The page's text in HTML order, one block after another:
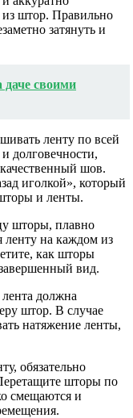
штор. Правильно
затянуть и
даче своими
ленту по всей
долговечности,
шов.
иголкой», который
и ленты.
шторы, плавно
ленту на каждом из
как шторы
вид.
должна
штор. В случае
натяжение ленты,
обязательно
шторы по
смещаются и